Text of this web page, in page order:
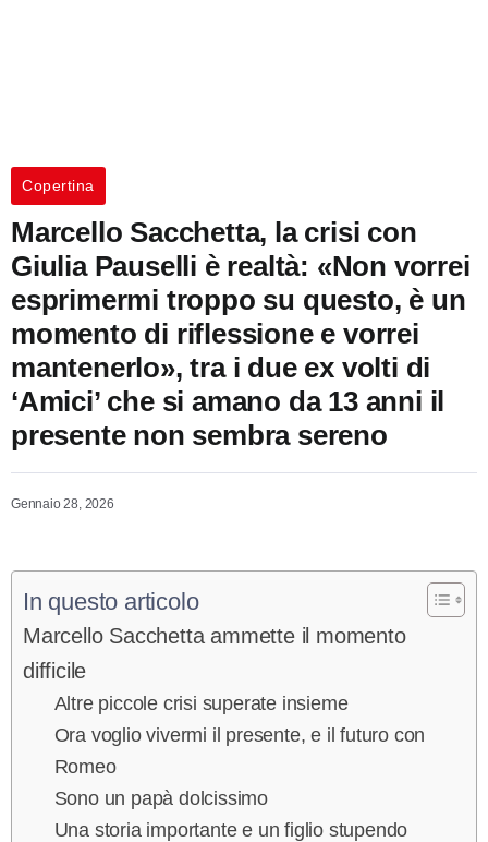
Copertina
Marcello Sacchetta, la crisi con
Giulia Pauselli è realtà: «Non vorrei
esprimermi troppo su questo, è un
momento di riflessione e vorrei
mantenerlo», tra i due ex volti di
‘Amici’ che si amano da 13 anni il
presente non sembra sereno
Gennaio 28, 2026
In questo articolo
Marcello Sacchetta ammette il momento
difficile
Altre piccole crisi superate insieme
Ora voglio vivermi il presente, e il futuro con
Romeo
Sono un papà dolcissimo
Una storia importante e un figlio stupendo